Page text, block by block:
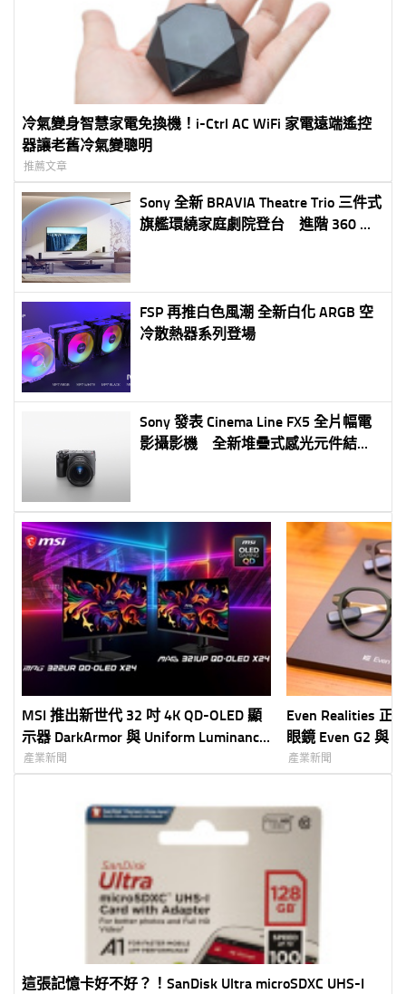
冷氣變身智慧家電免換機！i-Ctrl AC WiFi 家電遠端遙控
器讓老舊冷氣變聰明
推薦文章
Sony 全新 BRAVIA Theatre Trio 三件式
旗艦環繞家庭劇院登台 進階 360 空
FSP 再推白色風潮 全新白化 ARGB 空
冷散熱器系列登場
Sony 發表 Cinema Line FX5 全片幅電
影攝影機 全新堆疊式感光元件結合
動性 全面提升專業影像創作效率
MSI 推出新世代 32 吋 4K QD-OLED 顯
示器 DarkArmor 與 Uniform Luminance
打造深黑更純、亮度更穩的視覺體驗
產業新聞
Even Realities 正
眼鏡 Even G2 與
市 創家
30 日開放預購、
打造「Quiet Tech
產業新聞
這張記憶卡好不好？！SanDisk Ultra microSDXC UHS-I